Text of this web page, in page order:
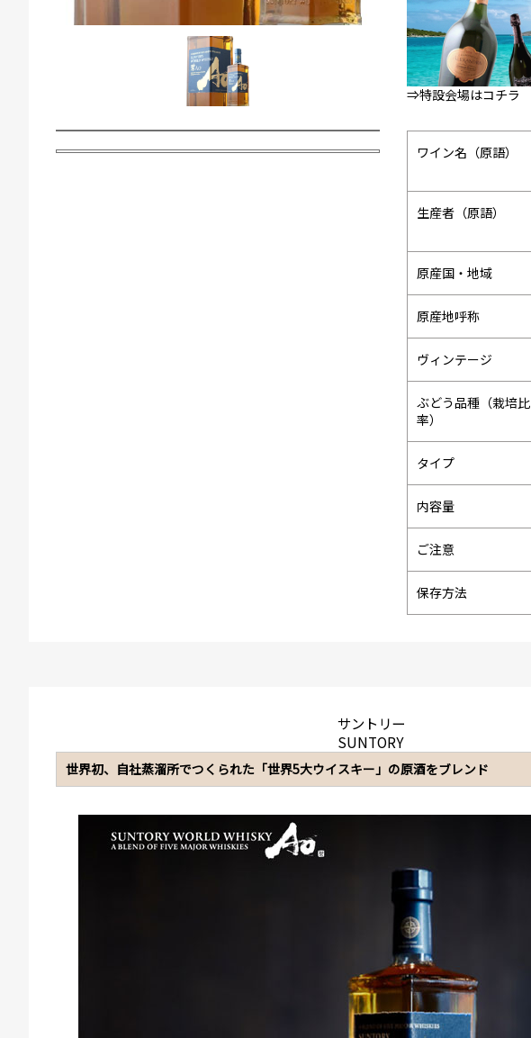
⇒特設会場はコチラ
ワイン名（原語）
生産者（原語）
原産国・地域
原産地呼称
ヴィンテージ
ぶどう品種（栽培比
率）
タイプ
内容量
ご注意
保存方法
サントリー
SUNTORY
世界初、自社蒸溜所でつくられた「世界5大ウイスキー」の原酒をブレンド